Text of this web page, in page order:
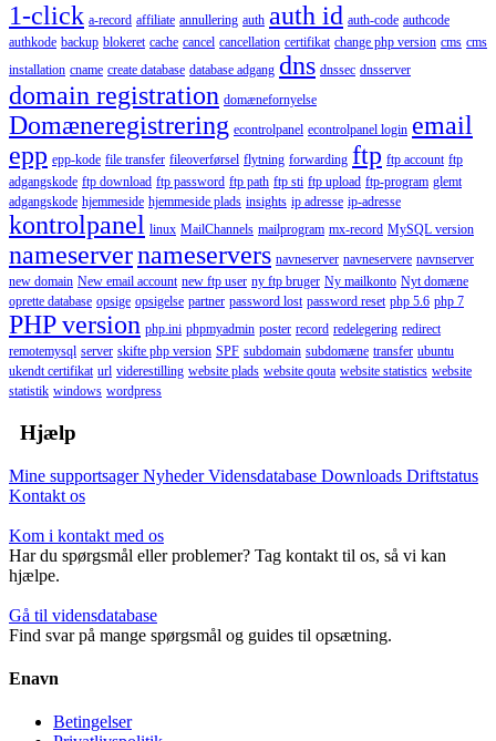
1-click a-record affiliate annullering auth auth id auth-code authcode
authkode backup blokeret cache cancel cancellation certifikat change php version cms cms
installation cname create database database adgang dns dnssec dnsserver
domain registration domænefornyelse
Domæneregistrering econtrolpanel econtrolpanel login email
epp epp-kode file transfer fileoverførsel flytning forwarding ftp ftp account ftp
adgangskode ftp download ftp password ftp path ftp sti ftp upload ftp-program glemt
adgangskode hjemmeside hjemmeside plads insights ip adresse ip-adresse
kontrolpanel linux MailChannels mailprogram mx-record MySQL version
nameservernameservers navneserver navneservere navnserver
new domain New email account new ftp user ny ftp bruger Ny mailkonto Nyt domæne
oprette database opsige opsigelse partner password lost password reset php 5.6 php 7
PHP version php.ini phpmyadmin poster record redelegering redirect
remotemysql server skifte php version SPF subdomain subdomæne transfer ubuntu
ukendt certifikat url viderestilling website plads website qouta website statistics website
statistik windows wordpress
Hjælp
Mine supportsagerNyhederVidensdatabase Downloads Driftstatus
Kontakt os
Kom i kontakt med os
Har du spørgsmål eller problemer? Tag kontakt til os, så vi kan
hjælpe.
Gå til vidensdatabase
Find svar på mange spørgsmål og guides til opsætning.
Enavn
Betingelser